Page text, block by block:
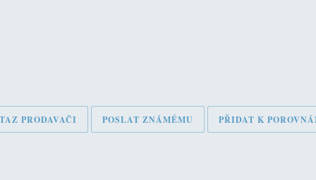
PRODAVAČI POSLAT ZNÁMÉMU PŘIDAT K